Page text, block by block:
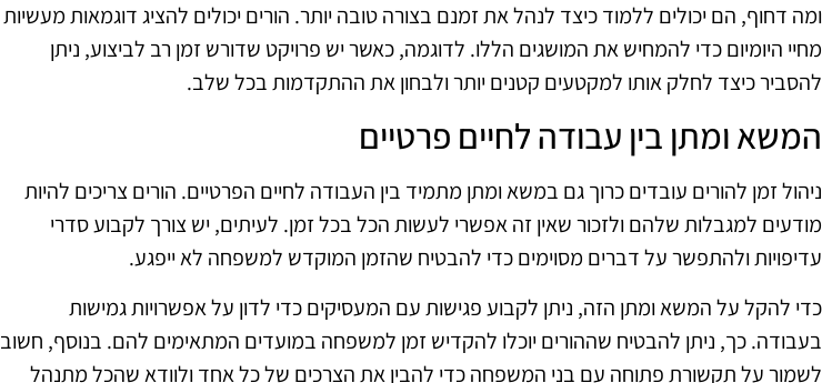
ומה דחוף, הם יכולים ללמוד כיצד לנהל את זמנם בצורה טובה יותר. הורים יכולים להציג דוגמאות מעשיות
מחיי היומיום כדי להמחיש את המושגים הללו. לדוגמה, כאשר יש פרויקט שדורש זמן רב לביצוע, ניתן
להסביר כיצד לחלק אותו למקטעים קטנים יותר ולבחון את ההתקדמות בכל שלב.
המשא ומתן בין עבודה לחיים פרטיים
ניהול זמן להורים עובדים כרוך גם במשא ומתן מתמיד בין העבודה לחיים הפרטיים. הורים צריכים להיות
מודעים למגבלות שלהם ולזכור שאין זה אפשרי לעשות הכל בכל זמן. לעיתים, יש צורך לקבוע סדרי
עדיפויות ולהתפשר על דברים מסוימים כדי להבטיח שהזמן המוקדש למשפחה לא ייפגע.
כדי להקל על המשא ומתן הזה, ניתן לקבוע פגישות עם המעסיקים כדי לדון על אפשרויות גמישות
בעבודה. כך, ניתן להבטיח שההורים יוכלו להקדיש זמן למשפחה במועדים המתאימים להם. בנוסף, חשוב
לשמור על תקשורת פתוחה עם בני המשפחה כדי להבין את הצרכים של כל אחד ולוודא שהכל מתנהל